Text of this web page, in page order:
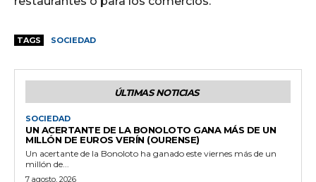
TAGS SOCIEDAD
ÚLTIMAS NOTICIAS
SOCIEDAD
UN ACERTANTE DE LA BONOLOTO GANA MÁS DE UN
MILLÓN DE EUROS VERÍN (OURENSE)
Un acertante de la Bonoloto ha ganado este viernes más de un
millón de...
7 agosto, 2026